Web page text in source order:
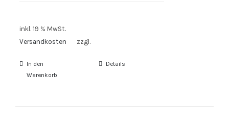
inkl. 19 % MwSt.
zzgl.
Versandkosten
In den
Warenkorb
Details